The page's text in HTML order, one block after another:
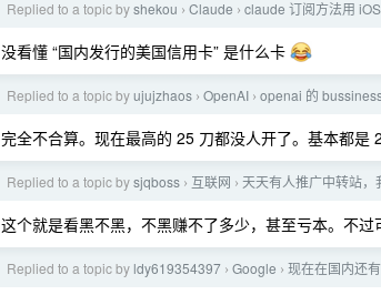
Replied to a topic byshekou › Claude › claude 订阅方法用
没看懂 “国内发行的美国信用卡” 是什么卡
Replied to a topic byujujzhaos › OpenAI › openai 的
完全不合算。现在最高的 25 刀都没人开了。基本都是
Replied to a topic bysjqboss › 互联网 › 天天有人推广中转站
这个就是看黑不黑，不黑赚不了多少，甚至亏本。不
Replied to a topic by ldy619354397 › Google › 现在在国内还